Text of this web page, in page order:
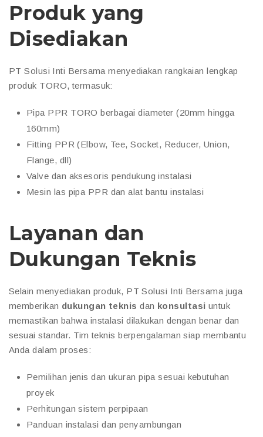
Produk yang
Disediakan
PT Solusi Inti Bersama menyediakan rangkaian lengkap
produk TORO, termasuk:
Pipa PPR TORO berbagai diameter (20mm hingga
160mm)
Fitting PPR (Elbow, Tee, Socket, Reducer, Union,
Flange, dll)
Valve dan aksesoris pendukung instalasi
Mesin las pipa PPR dan alat bantu instalasi
Layanan dan
Dukungan Teknis
Selain menyediakan produk, PT Solusi Inti Bersama juga
memberikan dukungan teknis dan konsultasi untuk
memastikan bahwa instalasi dilakukan dengan benar dan
sesuai standar. Tim teknis berpengalaman siap membantu
Anda dalam proses:
Pemilihan jenis dan ukuran pipa sesuai kebutuhan
proyek
Perhitungan sistem perpipaan
Panduan instalasi dan penyambungan